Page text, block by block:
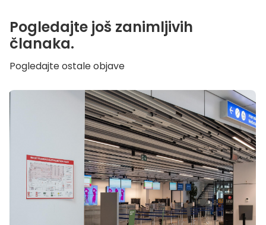
Pogledajte još zanimljivih
članaka.
Pogledajte ostale objave